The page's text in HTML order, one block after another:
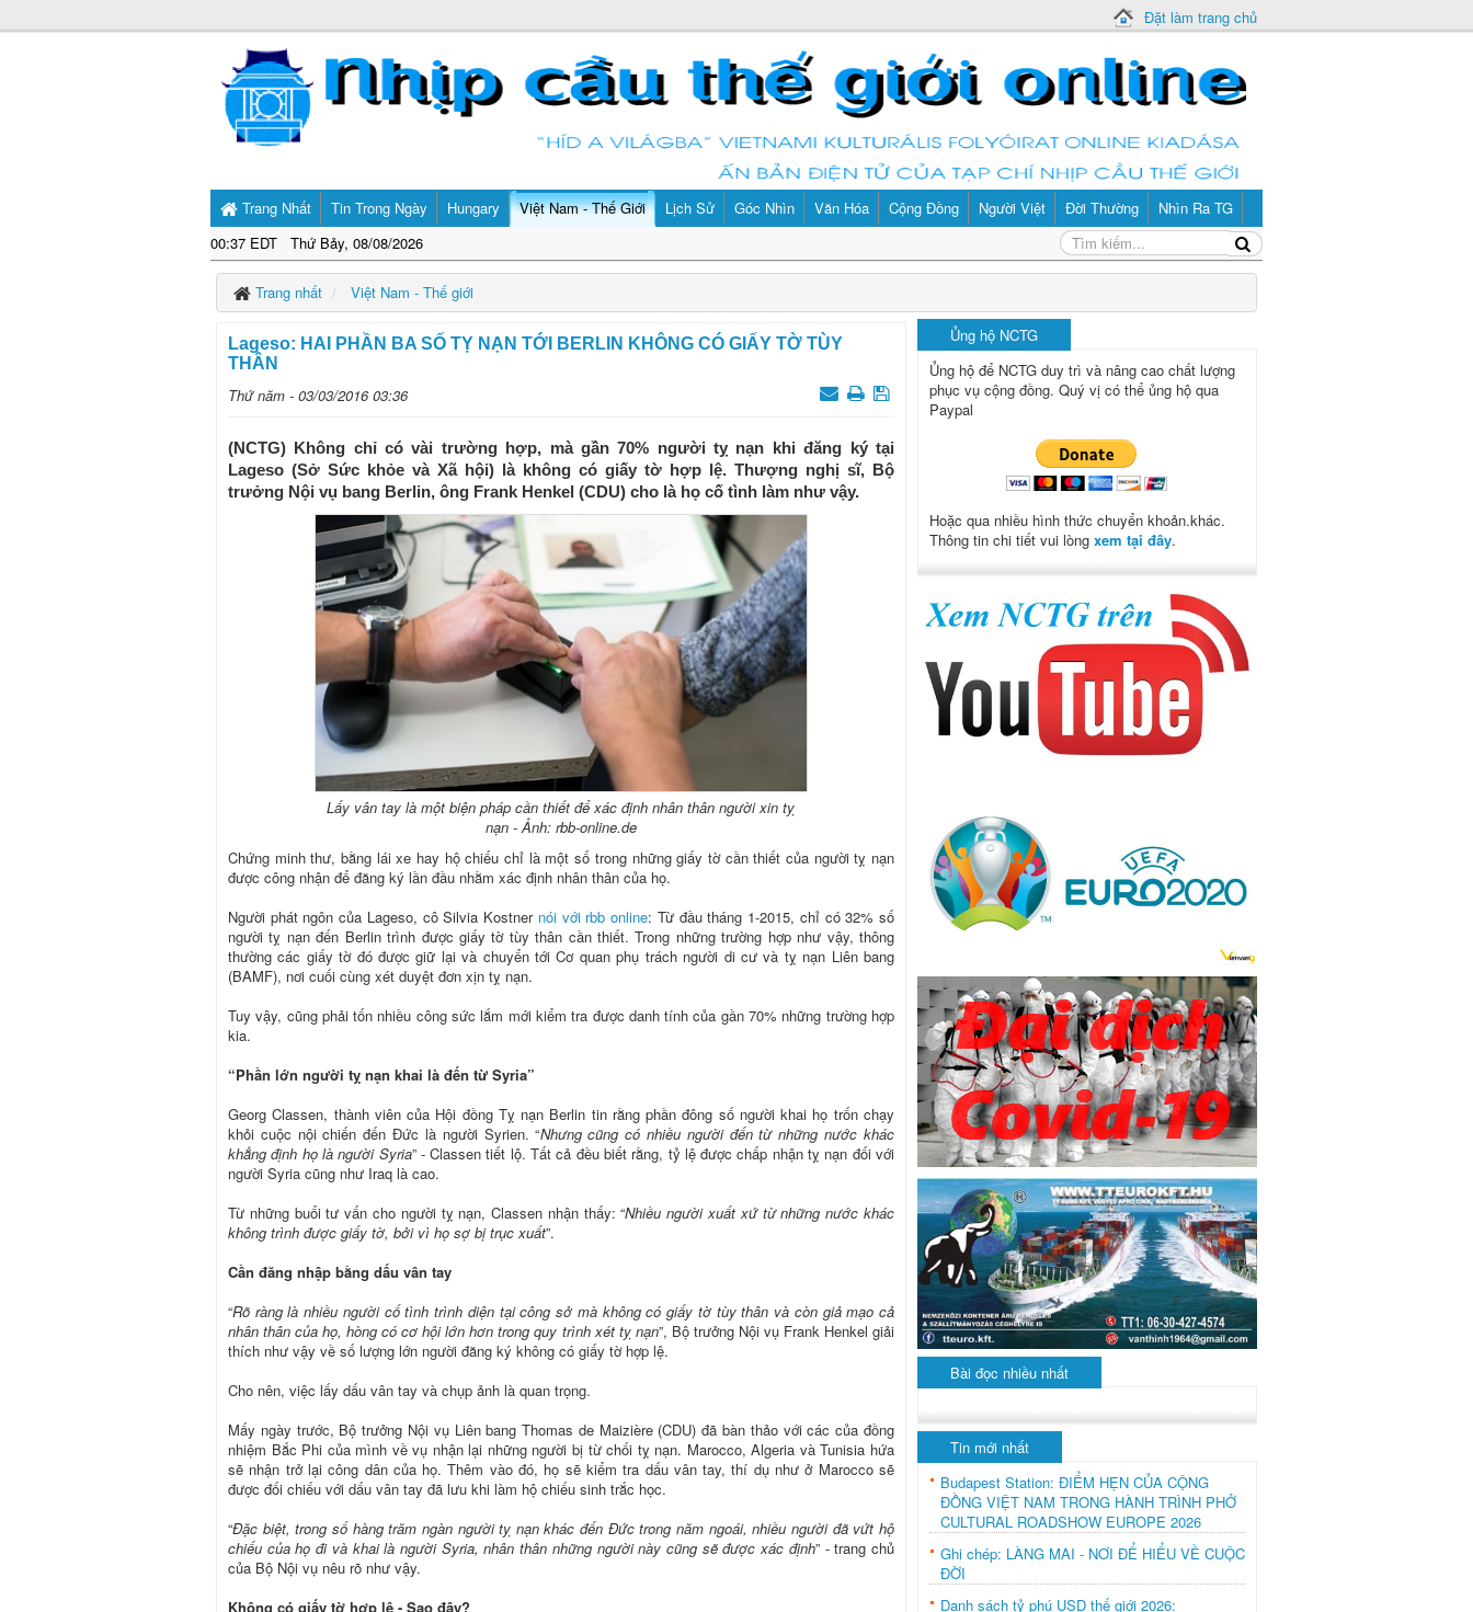
Đặt làm trang chủ
Trang Nhất
00:37 EDT Thứ Bảy, 08/08/2026
Tin Trong Ngày Hungary Việt Nam - Thế Giới Lịch Sử Góc Nhìn Văn Hóa Cộng Đồng Người Việt Đời Thường Nhìn Ra TG
Trang nhất Việt Nam - Thế giới
Lageso: HAI PHẦN BA SỐ TỴ NẠN TỚI BERLIN KHÔNG CÓ GIẤY TỜ TÙY
THÂN
Thứ năm - 03/03/2016 03:36
(NCTG) Không chỉ có vài trường hợp, mà gần 70% người tỵ nạn khi đăng ký tại
Lageso (Sở Sức khỏe và Xã hội) là không có giấy tờ hợp lệ. Thượng nghị sĩ, Bộ
trưởng Nội vụ bang Berlin, ông Frank Henkel (CDU) cho là họ cố tình làm như vậy.
Lấy vân tay là một biện pháp cần thiết để xác định nhân thân người xin tỵ
nạn - Ảnh: rbb-online.de
Chứng minh thư, bằng lái xe hay hộ chiếu chỉ là một số trong những giấy tờ cần thiết của người tỵ nạn
được công nhận để đăng ký lần đầu nhằm xác định nhân thân của họ.
Người phát ngôn của Lageso, cô Silvia Kostner nói với rbb online: Từ đầu tháng 1-2015, chỉ có 32% số
người tỵ nạn đến Berlin trình được giấy tờ tùy thân cần thiết. Trong những trường hợp như vậy, thông
thường các giấy tờ đó được giữ lại và chuyển tới Cơ quan phụ trách người di cư và tỵ nạn Liên bang
(BAMF), nơi cuối cùng xét duyệt đơn xịn tỵ nạn.
Tuy vậy, cũng phải tốn nhiều công sức lắm mới kiểm tra được danh tính của gần 70% những trường hợp
kia.
“Phần lớn người tỵ nạn khai là đến từ Syria”
Georg Classen, thành viên của Hội đồng Tỵ nạn Berlin tin rằng phần đông số người khai họ trốn chạy
khỏi cuộc nội chiến đến Đức là người Syrien. “Nhưng cũng có nhiều người đến từ những nước khác
khẳng định họ là người Syria” - Classen tiết lộ. Tất cả đều biết rằng, tỷ lệ được chấp nhận tỵ nạn đối với
người Syria cũng như Iraq là cao.
Từ những buổi tư vấn cho người tỵ nạn, Classen nhận thấy: “Nhiều người xuất xứ từ những nước khác
không trình được giấy tờ, bởi vì họ sợ bị trục xuất”.
Cần đăng nhập bằng dấu vân tay
“Rõ ràng là nhiều người cố tình trình diện tại công sở mà không có giấy tờ tùy thân và còn giả mạo cả
nhân thân của họ, hòng có cơ hội lớn hơn trong quy trình xét tỵ nạn”, Bộ trưởng Nội vụ Frank Henkel giải
thích như vậy về số lượng lớn người đăng ký không có giấy tờ hợp lệ.
Cho nên, việc lấy dấu vân tay và chụp ảnh là quan trọng.
Mấy ngày trước, Bộ trưởng Nội vụ Liên bang Thomas de Maizière (CDU) đã bàn thảo với các của đồng
nhiệm Bắc Phi của mình về vụ nhận lại những người bị từ chối tỵ nạn. Marocco, Algeria và Tunisia hứa
sẽ nhận trở lại công dân của họ. Thêm vào đó, họ sẽ kiểm tra dấu vân tay, thí dụ như ở Marocco sẽ
được đối chiếu với dấu vân tay đã lưu khi làm hộ chiếu sinh trắc học.
“Đặc biệt, trong số hàng trăm ngàn người tỵ nạn khác đến Đức trong năm ngoái, nhiều người đã vứt hộ
chiếu của họ đi và khai là người Syria, nhân thân những người này cũng sẽ được xác định” - trang chủ
của Bộ Nội vụ nêu rõ như vậy.
Không có giấy tờ hợp lệ - Sao đây?
Ủng hộ NCTG
Ủng hộ để NCTG duy trì và nâng cao chất lượng
phục vụ cộng đồng. Quý vị có thể ủng hộ qua
Paypal
Hoặc qua nhiều hình thức chuyển khoản.khác.
Thông tin chi tiết vui lòng xem tại đây.
Bài đọc nhiều nhất
Tin mới nhất
Budapest Station: ĐIỂM HẸN CỦA CỘNG
ĐỒNG VIỆT NAM TRONG HÀNH TRÌNH PHỞ
CULTURAL ROADSHOW EUROPE 2026
Ghi chép: LÀNG MAI - NƠI ĐỂ HIỂU VỀ CUỘC
ĐỜI
Danh sách tỷ phú USD thế giới 2026: